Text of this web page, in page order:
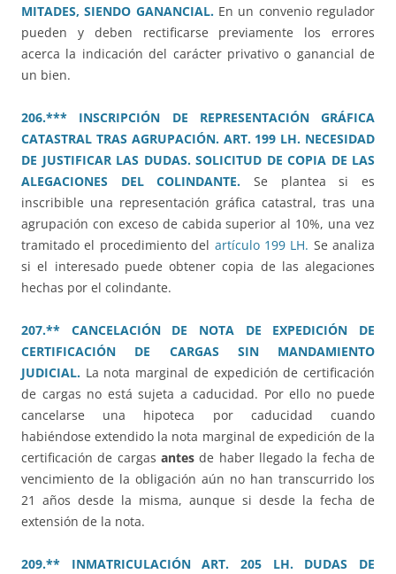
MITADES, SIENDO GANANCIAL.En un convenio regulador
pueden y deben rectificarse previamente los errores
acerca la indicación del carácter privativo o ganancial de
un bien.
206.*** INSCRIPCIÓN DE REPRESENTACIÓN GRÁFICA
CATASTRAL TRAS AGRUPACIÓN. ART. 199 LH. NECESIDAD
DE JUSTIFICAR LAS DUDAS. SOLICITUD DE COPIA DE LAS
ALEGACIONES DEL COLINDANTE. Se plantea si es
inscribible una representación gráfica catastral, tras una
agrupación con exceso de cabida superior al 10%, una vez
tramitado el procedimiento del artículo 199 LH. Se analiza
si el interesado puede obtener copia de las alegaciones
hechas por el colindante.
207.** CANCELACIÓN DE NOTA DE EXPEDICIÓN DE
CERTIFICACIÓN DE CARGAS SIN MANDAMIENTO
JUDICIAL. La nota marginal de expedición de certificación
de cargas no está sujeta a caducidad. Por ello no puede
cancelarse una hipoteca por caducidad cuando
habiéndose extendido la nota marginal de expedición de la
certificación de cargas antes de haber llegado la fecha de
vencimiento de la obligación aún no han transcurrido los
21 años desde la misma, aunque si desde la fecha de
extensión de la nota.
209.** INMATRICULACIÓN ART. 205 LH. DUDAS DE